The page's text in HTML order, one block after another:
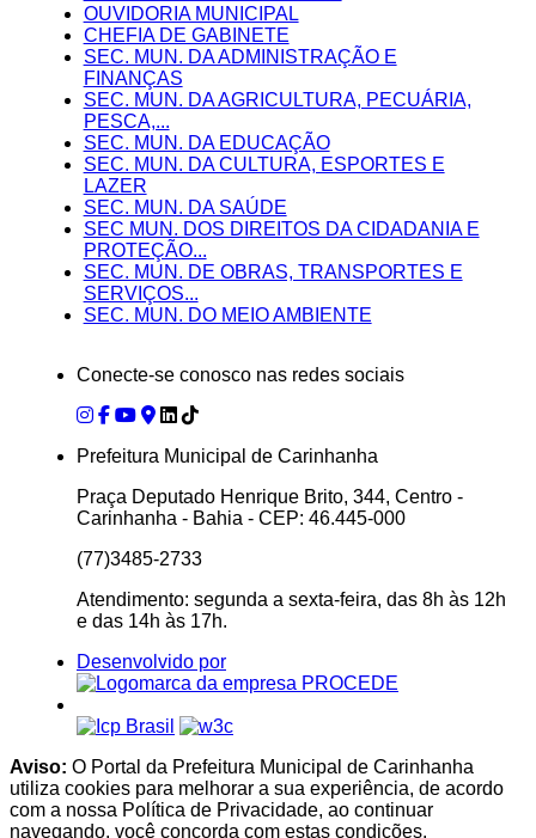
OUVIDORIA MUNICIPAL
CHEFIA DE GABINETE
SEC. MUN. DA ADMINISTRAÇÃO E
FINANÇAS
SEC. MUN. DA AGRICULTURA, PECUÁRIA,
PESCA,...
SEC. MUN. DA EDUCAÇÃO
SEC. MUN. DA CULTURA, ESPORTES E
LAZER
SEC. MUN. DA SAÚDE
SEC MUN. DOS DIREITOS DA CIDADANIA E
PROTEÇÃO...
SEC. MUN. DE OBRAS, TRANSPORTES E
SERVIÇOS...
SEC. MUN. DO MEIO AMBIENTE
Conecte-se conosco nas redes sociais
Prefeitura Municipal de Carinhanha
Praça Deputado Henrique Brito, 344, Centro -
Carinhanha - Bahia - CEP: 46.445-000
(77)3485-2733
Atendimento: segunda a sexta-feira, das 8h às 12h
e das 14h às 17h.
Desenvolvido por
Aviso: O Portal da Prefeitura Municipal de Carinhanha
utiliza cookies para melhorar a sua experiência, de acordo
com a nossa Política de Privacidade, ao continuar
navegando, você concorda com estas condições.